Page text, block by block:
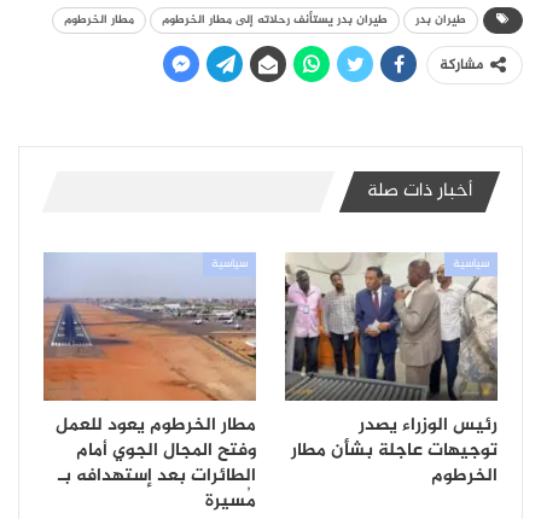
طيران بدر طيران بدر يستأنف رحلاته إلى مطار الخرطوم مطار الخرطوم
مشاركة
أخبار ذات صلة
سياسية
رئيس الوزراء يصدر
توجيهات عاجلة بشأن مطار
الخرطوم
سياسية
مطار الخرطوم يعود للعمل
وفتح المجال الجوي أمام
الطائرات بعد إستهدافه بـ
مُسيرة